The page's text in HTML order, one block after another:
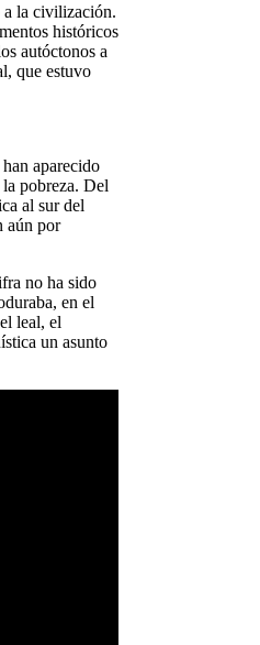
a la civilización.
históricos
autóctonos a
que estuvo
aparecido
pobreza. Del
al sur del
aún por
no ha sido
en el
leal, el
un asunto